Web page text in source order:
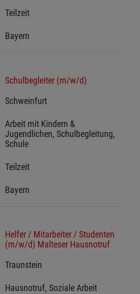
Teilzeit
Bayern
Schulbegleiter (m/w/d)
Schweinfurt
Arbeit mit Kindern &
Jugendlichen, Schulbegleitung,
Schule
Teilzeit
Bayern
Helfer / Mitarbeiter / Studenten
(m/w/d) Malteser Hausnotruf
Traunstein
Hausnotruf, Soziale Arbeit